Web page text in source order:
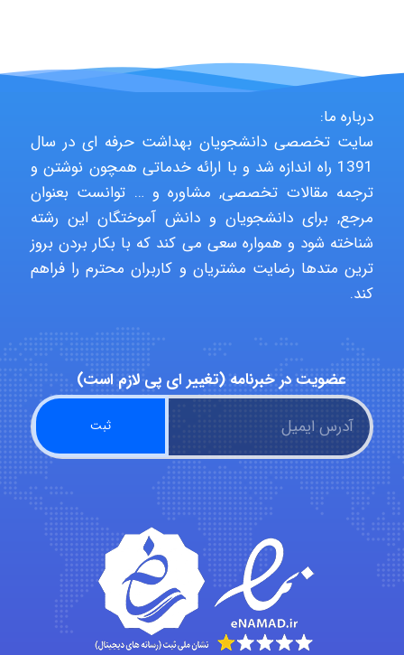
monakh
Rtk2099
ABOALFZAL ZAREI
nima5534
arman.m
Hasan haghparast
درباره ما:
سایت تخصصی دانشجویان بهداشت حرفه ای در سال
1391 راه اندازه شد و با ارائه خدماتی همچون نوشتن و
ترجمه مقالات تخصصی, مشاوره و … توانست بعنوان
مرجع, برای دانشجویان و دانش آموختگان این رشته
شناخته شود و همواره سعی می کند که با بکار بردن بروز
ترین متدها رضایت مشتریان و کاربران محترم را فراهم
کند.
عضویت در خبرنامه (تغییر ای پی لازم است)